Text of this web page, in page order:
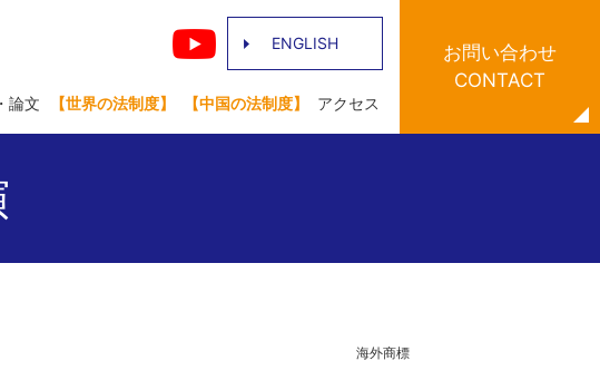
論文 【世界の法制度】 【中国の法制度】 アクセス
ENGLISH
お問い合わせ
CONTACT
17:00 海外商標